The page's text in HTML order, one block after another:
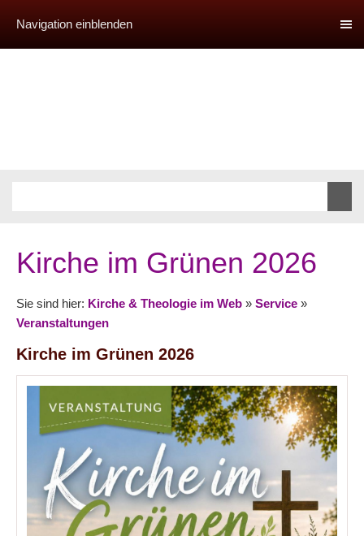
Navigation einblenden
Kirche im Grünen 2026
Sie sind hier: Kirche & Theologie im Web » Service »
Veranstaltungen
Kirche im Grünen 2026